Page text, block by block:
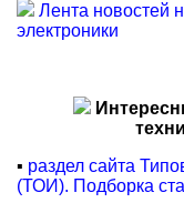
Лента новостей
электроники
▪ раздел сайта
(ТОИ). Подборка